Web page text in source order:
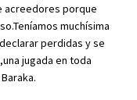
acreedores porque
muchísima
perdidas y se
jugada en toda